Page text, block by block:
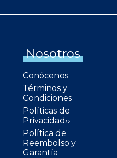
Nosotros
Conócenos
Términos y
Condiciones
Políticas de
Privacidad››
Política de
Reembolso y
Garantía